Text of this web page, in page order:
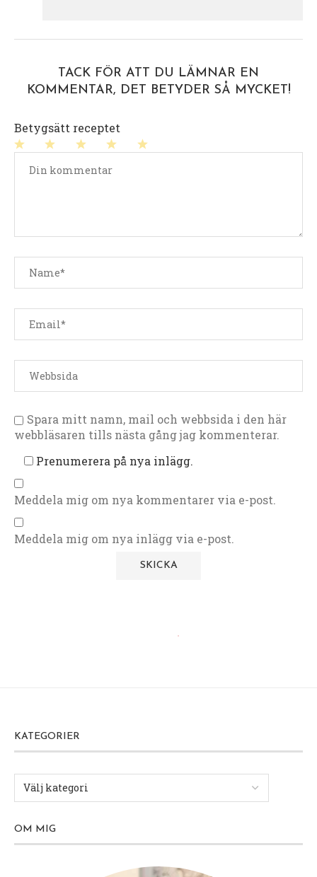
TACK FÖR ATT DU LÄMNAR EN
KOMMENTAR, DET BETYDER SÅ MYCKET!
Betygsätt receptet
stjärnor
stjärnor
stjärnor
stjärna
Spara mitt namn, mail och webbsida i den här
webbläsaren tills nästa gång jag kommenterar.
Prenumerera på nya inlägg.
Meddela mig om nya kommentarer via e-post.
Meddela mig om nya inlägg via e-post.
KATEGORIER
OM MIG